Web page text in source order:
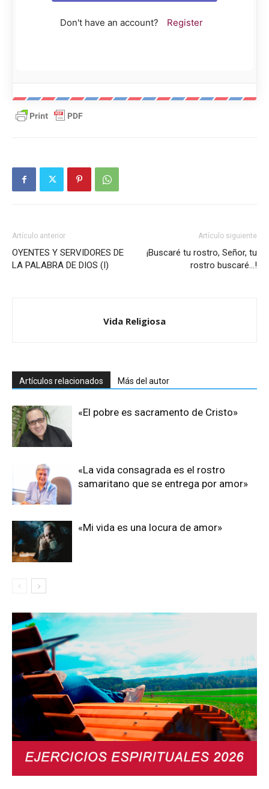
Don't have an account? Register
Artículo anterior
OYENTES Y SERVIDORES DE
LA PALABRA DE DIOS (I)
Artículo siguiente
¡Buscaré tu rostro, Señor, tu
rostro buscaré…!
Vida Religiosa
Artículos relacionados Más del autor
«El pobre es sacramento de Cristo»
«La vida consagrada es el rostro
samaritano que se entrega por amor»
«Mi vida es una locura de amor»